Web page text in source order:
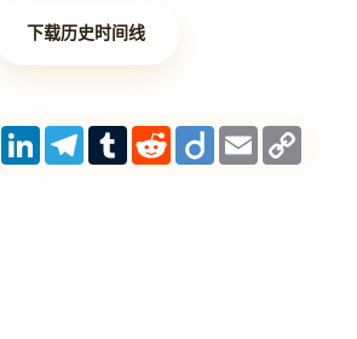
下载历史时间线
Facebook
LinkedInTelegram
TumblrRedditDiigoEmail